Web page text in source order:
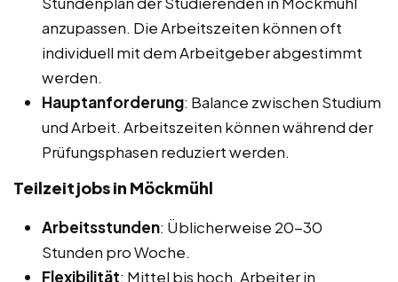
anzupassen. Die Arbeitszeiten können oft
individuell mit dem Arbeitgeber abgestimmt
werden.
Hauptanforderung: Balance zwischen Studium
und Arbeit. Arbeitszeiten können während der
Prüfungsphasen reduziert werden.
Teilzeitjobs in Möckmühl
Arbeitsstunden: Üblicherweise 20-30
Stunden pro Woche.
Flexibilität: Mittel bis hoch. Arbeiter in